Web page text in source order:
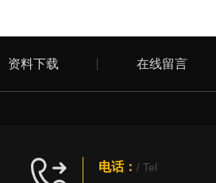
资料下载 在线留言
电话： / Tel